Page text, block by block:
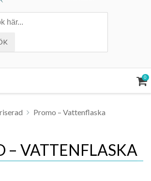
0
Promo – Vattenflaska
– VATTENFLASKA